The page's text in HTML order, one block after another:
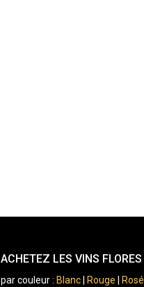
ACHETEZ LES VINS FLORES
par couleur : Blanc| Rouge Rosé